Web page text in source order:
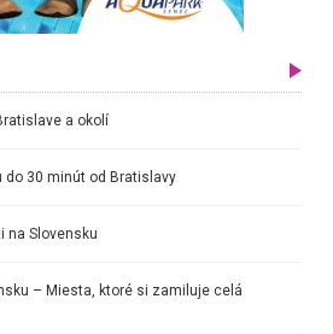
a okolí
do 30 minút od Bratislavy
na Slovensku
– Miesta, ktoré si zamiluje celá